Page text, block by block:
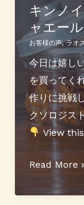
と
紅
バ
ナ
ナ
で
シ
ュ
ー
ス
キンノ
ャエー
お客様の声,ラオ
今日は嬉し
を買ってく
作りに挑戦
クソロジス
View
キ
ノ
Read More